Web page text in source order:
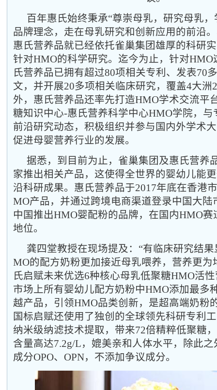
百年惠氏始终秉承“尊崇母乳，研究母乳
品牌理念，走在母乳研究和创新应用的前沿
惠氏营养品就已经依托雀巢集团雄厚的科研
针对HMO的科学研究。迄今为止，针对HMO
氏营养品已拥有超过80项相关专利、发表70
文，并开展20多项相关临床研究，覆盖4大洲
外，惠氏营养品还率先打造HMO学术交流平
糖知识中心-惠氏营养科学中心HMO学院，与
前沿研究动态，积极组织并参与国内外学术
促进母婴营养行业的发展。
据悉，到目前为止，雀巢集团及惠氏营养
家推出相关产品，这使得全世界的婴幼儿能
沿科研成果。惠氏营养品于2017年底在香港
MO产品，并通过跨境电商渠道登录中国大陆
中国推出HMO婴配粉的品牌，在国内HMO
地位。
龚四堂教授在现场提及：“有临床研究结
MO的配方奶粉更加接近母乳喂养，营养更为
氏启赋未来优选6种核心母乳低聚糖HMO活
市场上所有婴幼儿配方奶粉中HMO添加最多
越产品，引领HMO品类创新，是超高端奶粉
国标启赋还使用了独创的全球领先科研专利
纳米级纳滤技术提取，带来72倍精粹低聚糖
含量高达7.2g/L，媲美亲和人体水平，除此
成分OPO、OPN，不添加争议成分。